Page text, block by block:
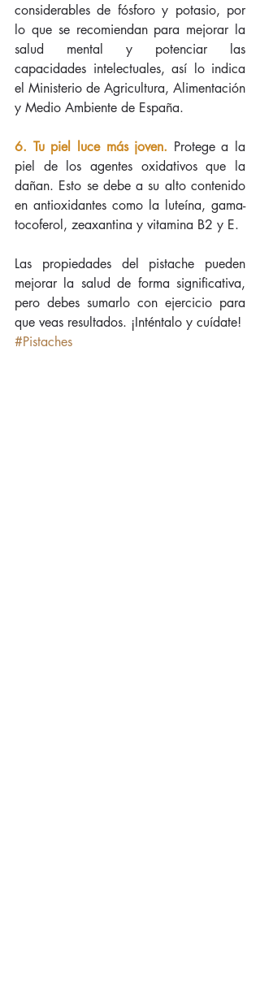
considerables de fósforo y potasio, por
lo que se recomiendan para mejorar la
salud mental y potenciar las
capacidades intelectuales, así lo indica
el Ministerio de Agricultura, Alimentación
y Medio Ambiente de España.
6. Tu piel luce más joven. Protege a la
piel de los agentes oxidativos que la
dañan. Esto se debe a su alto contenido
en antioxidantes como la luteína, gama-
tocoferol, zeaxantina y vitamina B2 y E.
Las propiedades del pistache pueden
mejorar la salud de forma significativa,
pero debes sumarlo con ejercicio para
que veas resultados. ¡Inténtalo y cuídate!
#Pistaches